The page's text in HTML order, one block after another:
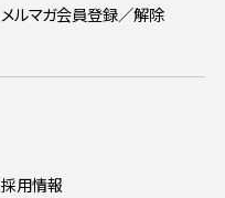
メルマガ会員登録／解除
採用情報